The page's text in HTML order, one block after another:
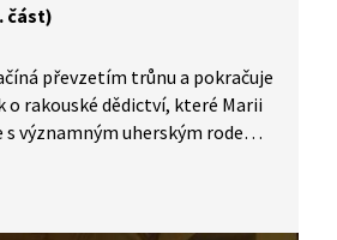
část)
převzetím trůnu a pokračuje
o rakouské dědictví, které Marii
významným uherským rodem
obrazovou